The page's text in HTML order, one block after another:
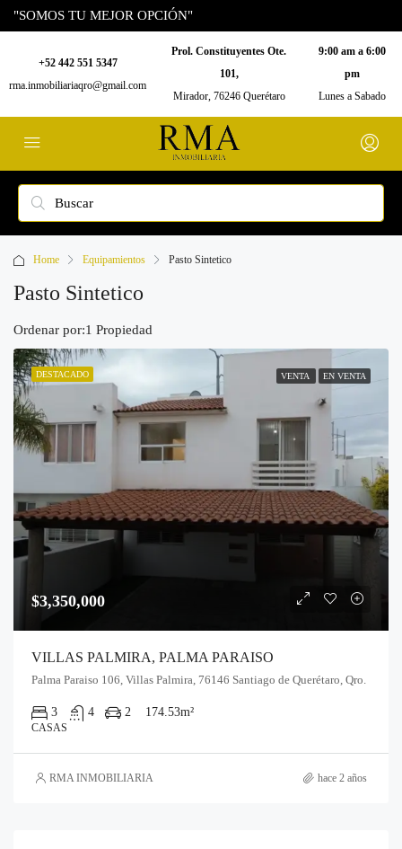
"SOMOS TU MEJOR OPCIÓN"
+52 442 551 5347
rma.inmobiliariaqro@gmail.com
Prol. Constituyentes Ote.
101,
Mirador, 76246 Querétaro
9:00 am a 6:00
pm
Lunes a Sabado
Home Equipamientos Pasto Sintetico
Pasto Sintetico
1 Propiedad
Ordenar por:
DESTACADO VENTA EN VENTA
$3,350,000
VILLAS PALMIRA, PALMA PARAISO
Palma Paraiso 106, Villas Palmira, 76146 Santiago de Querétaro, Qro.
3 4 2 174.53m²
CASAS
RMA INMOBILIARIA hace 2 años